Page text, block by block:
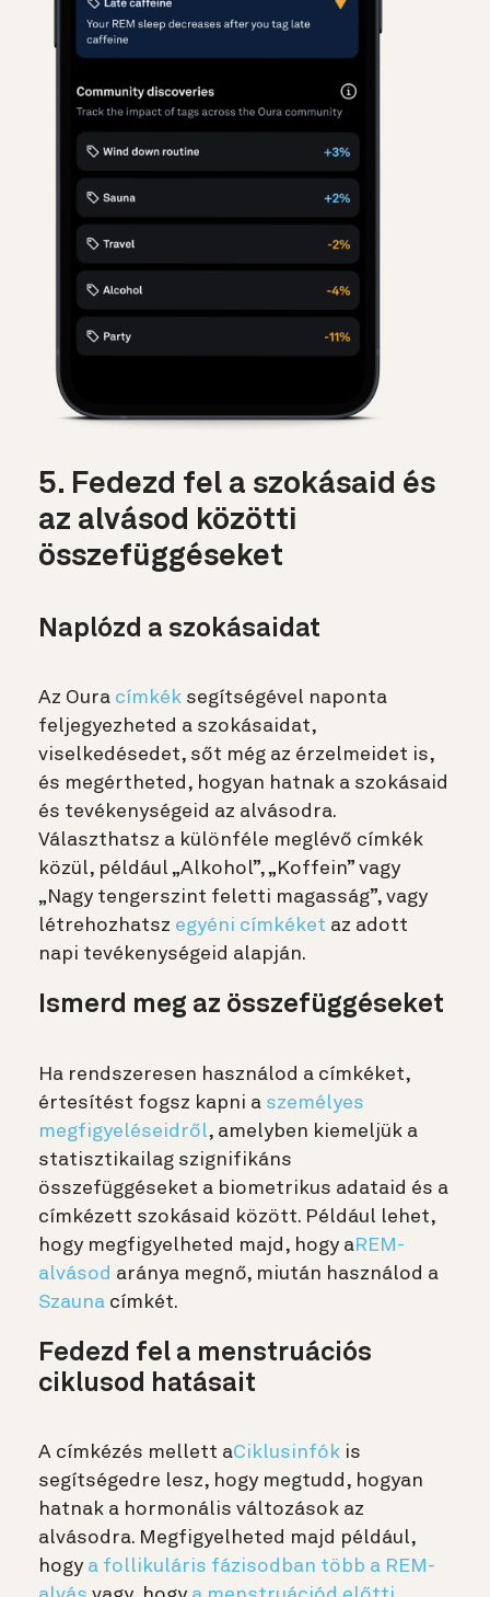
5. Fedezd fel a szokásaid és
az alvásod közötti
összefüggéseket
Naplózd a szokásaidat
Az Oura címkék segítségével naponta
feljegyezheted a szokásaidat,
viselkedésedet, sőt még az érzelmeidet is,
és megértheted, hogyan hatnak a szokásaid
és tevékenységeid az alvásodra.
Választhatsz a különféle meglévő címkék
közül, például „Alkohol”, „Koffein” vagy
„Nagy tengerszint feletti magasság”, vagy
létrehozhatsz egyéni címkéket az adott
napi tevékenységeid alapján.
Ismerd meg az összefüggéseket
Ha rendszeresen használod a címkéket,
értesítést fogsz kapni a személyes
megfigyeléseidről, amelyben kiemeljük a
statisztikailag szignifikáns
összefüggéseket a biometrikus adataid és a
címkézett szokásaid között. Például lehet,
hogy megfigyelheted majd, hogy aREM-
alvásod aránya megnő, miután használod a
Szauna címkét.
Fedezd fel a menstruációs
ciklusod hatásait
A címkézés mellett aCiklusinfók is
segítségedre lesz, hogy megtudd, hogyan
hatnak a hormonális változások az
alvásodra. Megfigyelheted majd például,
hogy a follikuláris fázisodban több a REM-